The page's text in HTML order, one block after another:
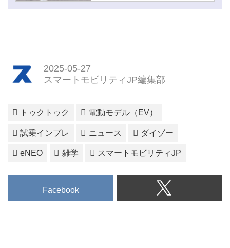
2025-05-27
スマートモビリティJP編集部
トゥクトゥク 電動モデル（EV）
試乗インプレ ニュース ダイゾー
eNEO 雑学 スマートモビリティJP
Facebook